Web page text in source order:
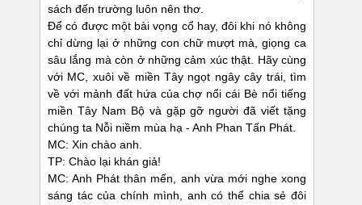
sách đến trường luôn nên thơ.
Để có được một bài vọng cổ hay, đôi khi nó không
chỉ dừng lại ở những con chữ mượt mà, giọng ca
sâu lắng mà còn ở những cảm xúc thật. Hãy cùng
với MC, xuôi về miền Tây ngọt ngây cây trái, tìm
về với mảnh đất hứa của chợ nổi cái Bè nổi tiếng
miền Tây Nam Bộ và gặp gỡ người đã viết tặng
chúng ta Nỗi niềm mùa hạ - Anh Phan Tấn Phát.
MC: Xin chào anh.
TP: Chào lại khán giả!
MC: Anh Phát thân mến, anh vừa mới nghe xong
sáng tác của chính mình, anh có thể chia sẻ đôi